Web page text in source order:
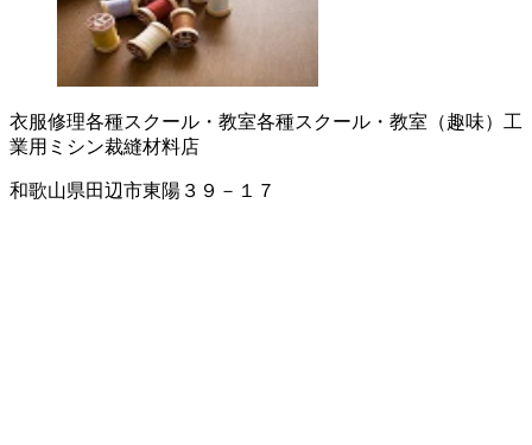
衣服修理各種スクール・教室各種スクール・教室（趣味） 工
業用ミシン裁縫材料店
和歌山県田辺市東陽３９－１７